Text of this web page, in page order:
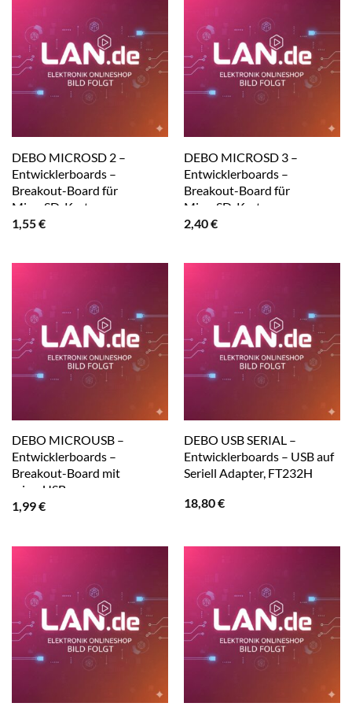
DEBO MICROSD 2 –
Entwicklerboards –
Breakout-Board für
MicroSD-Karten
1,55€
DEBO MICROSD 3 –
Entwicklerboards –
Breakout-Board für
MicroSD-Karten
2,40€
DEBO MICROUSB –
Entwicklerboards –
Breakout-Board mit
microUSB
1,99€
DEBO USB SERIAL –
Entwicklerboards – USB auf
Seriell Adapter, FT232H
18,80€